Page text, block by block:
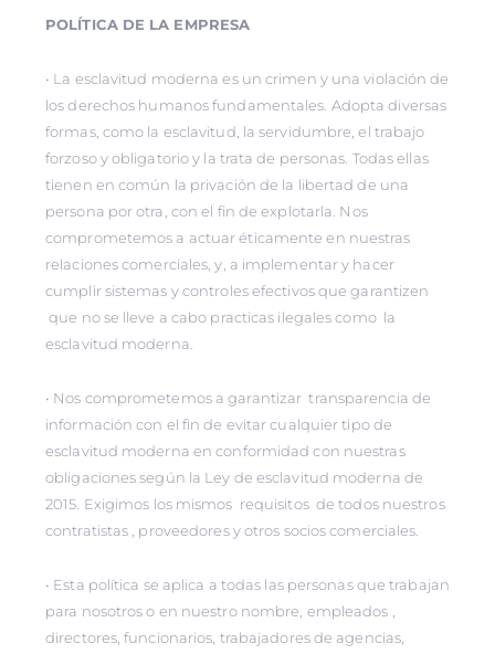
POLÍTICA DE LA EMPRESA
• La esclavitud moderna es un crimen y una violación de
los derechos humanos fundamentales. Adopta diversas
formas, como la esclavitud, la servidumbre, el trabajo
forzoso y obligatorio y la trata de personas. Todas ellas
tienen en común la privación de la libertad de una
persona por otra, con el fin de explotarla. Nos
comprometemos a actuar éticamente en nuestras
relaciones comerciales, y, a implementar y hacer
cumplir sistemas y controles efectivos que garantizen
que no se lleve a cabo practicas ilegales como la
esclavitud moderna.
• Nos comprometemos a garantizar transparencia de
información con el fin de evitar cualquier tipo de
esclavitud moderna en conformidad con nuestras
obligaciones según la Ley de esclavitud moderna de
2015. Exigimos los mismos requisitos de todos nuestros
contratistas , proveedores y otros socios comerciales.
• Esta política se aplica a todas las personas que trabajan
para nosotros o en nuestro nombre, empleados ,
directores, funcionarios, trabajadores de agencias,